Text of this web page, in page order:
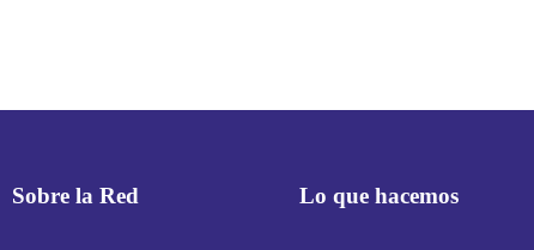
Sobre la Red Lo que hacemos